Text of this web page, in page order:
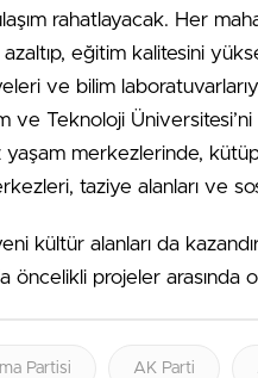
rahatlayacak. Her
azaltıp, eğitim kalitesini
ve bilim
ve Teknoloji
yaşam merkezlerinde,
taziye alanları ve
kültür alanları da
öncelikli projeler arasında
Partisi AK Parti